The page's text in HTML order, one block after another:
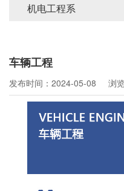
机电工程系
车辆工程
发布时间：2024-05-08 浏